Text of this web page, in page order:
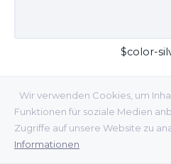
Wir verwenden Cookies, um
Funktionen für soziale Medien
Zugriffe auf unsere Website zu
Informationen
$color-